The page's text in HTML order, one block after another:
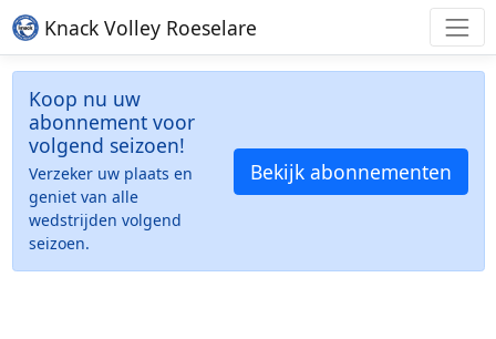
Knack Volley Roeselare
Koop nu uw
abonnement voor
volgend seizoen!
Verzeker uw plaats en
geniet van alle
wedstrijden volgend
seizoen.
Bekijk abonnementen